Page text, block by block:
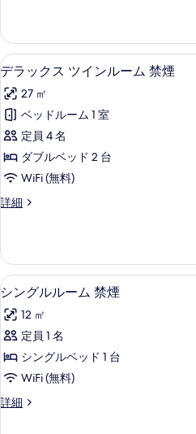
す
べ
て
の
写
真
を
表
示
ー
ム
禁
の
詳
細
デ
ラ
ッ
ク
ス
ツ
ン
ー
ム
禁
煙
の
す
べ
て
8
デラックス ツインルーム 禁煙
27 ㎡
ベッドルーム 1 室
定員 4 名
ダブルベッド 2 台
WiFi (無料)
詳細
デ
ス
ツ
イ
ル
ー
禁
煙
詳
シ
ン
グ
ル
ル
ム
7
シングルルーム 禁煙
12 ㎡
定員 1 名
シングルベッド 1 台
WiFi (無料)
詳細
シ